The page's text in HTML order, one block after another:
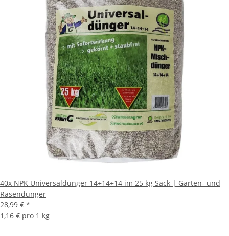
40x NPK Universaldünger 14+14+14 im 25 kg Sack | Garten- und
Rasendünger
28,99 € *
1,16 € pro 1 kg